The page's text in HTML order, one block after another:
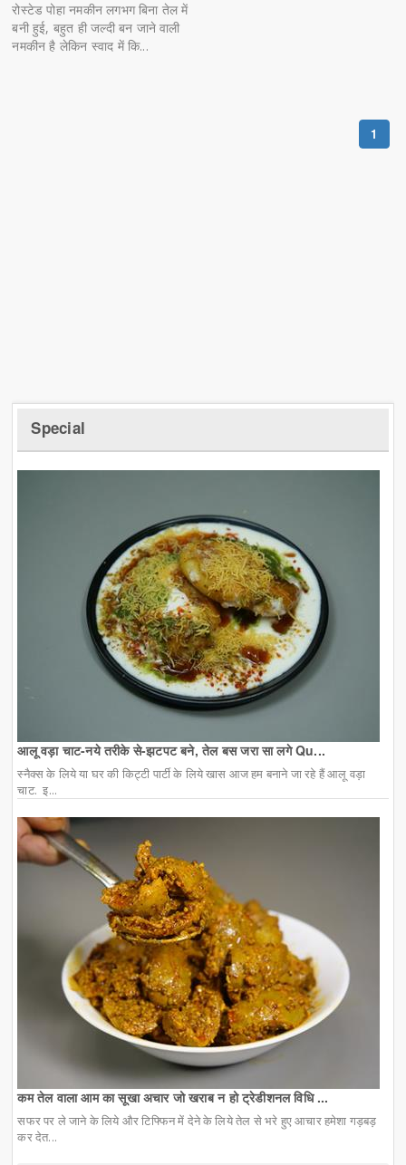
रोस्टेड पोहा नमकीन लगभग बिना तेल में
बनी हुई, बहुत ही जल्दी बन जाने वाली
नमकीन है लेकिन स्वाद में कि...
1
Special
आलू वड़ा चाट-नये तरीके से-झटपट बने, तेल बस जरा सा लगे Qu...
स्नैक्स के लिये या घर की किट्टी पार्टी के लिये खास आज हम बनाने जा रहे हैं आलू वड़ा
चाट. इ...
कम तेल वाला आम का सूखा अचार जो खराब न हो ट्रेडीशनल विधि ...
सफर पर ले जाने के लिये और टिफ्फिन में देने के लिये तेल से भरे हुए आचार हमेशा गड़बड़
कर देत...